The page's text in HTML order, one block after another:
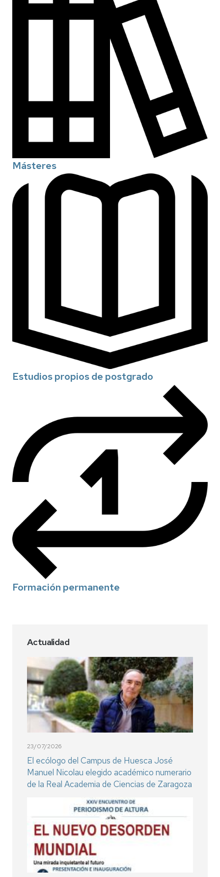
Másteres
Estudios propios de postgrado
Formación permanente
Actualidad
23/07/2026
El ecólogo del Campus de Huesca José
Manuel Nicolau elegido académico numerario
de la Real Academia de Ciencias de Zaragoza